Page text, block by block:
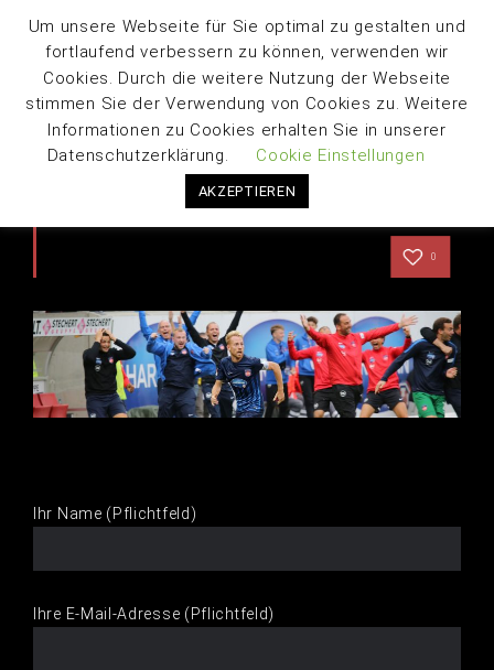
KONTAKT
0
Ihr Name (Pflichtfeld)
Ihre E-Mail-Adresse (Pflichtfeld)
Um unsere Webseite für Sie optimal zu gestalten und
fortlaufend verbessern zu können, verwenden wir
Cookies. Durch die weitere Nutzung der Webseite
stimmen Sie der Verwendung von Cookies zu. Weitere
Informationen zu Cookies erhalten Sie in unserer
Datenschutzerklärung.
Cookie Einstellungen
AKZEPTIEREN